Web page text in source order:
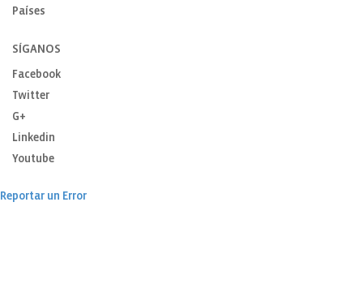
Países
SÍGANOS
Facebook
Twitter
G+
Linkedin
Youtube
Reportar un Error